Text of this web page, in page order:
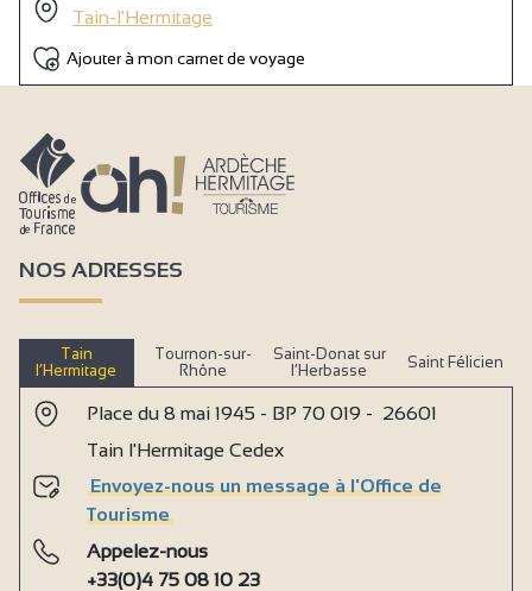
Tain-l'Hermitage
Ajouter à mon carnet de voyage
NOS ADRESSES
Tain
l’Hermitage
Tournon-sur-
Rhône
Saint-Donat sur
l’Herbasse
Saint Félicien
Place du 8 mai 1945 - BP 70 019 - 26601
Tain l'Hermitage Cedex
Envoyez-nous un message à l'Office de
Tourisme
Appelez-nous
+33(0)4 75 08 10 23